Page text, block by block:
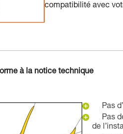
compatibilité avec
à la notice technique
Pas
Pas
de